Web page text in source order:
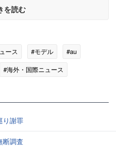
を読む
ース #モデル
#au
#海外・国際ニュース
り謝罪
断調査